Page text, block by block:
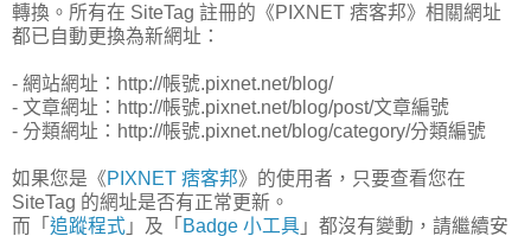
轉換。所有在 SiteTag 註冊的《PIXNET 痞客邦》相關網址
都已自動更換為新網址：
- 網站網址：http://帳號.pixnet.net/blog/
- 文章網址：http://帳號.pixnet.net/blog/post/文章編號
- 分類網址：http://帳號.pixnet.net/blog/category/分類編號
如果您是《PIXNET 痞客邦》的使用者，只要查看您在
SiteTag 的網址是否有正常更新。
而「 追蹤程式 」及「 Badge 小工具 」都沒有變動，請繼續安